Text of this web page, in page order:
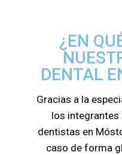
¿EN
DENTAL
Gracias a la
los integrantes
dentistas en
caso de forma